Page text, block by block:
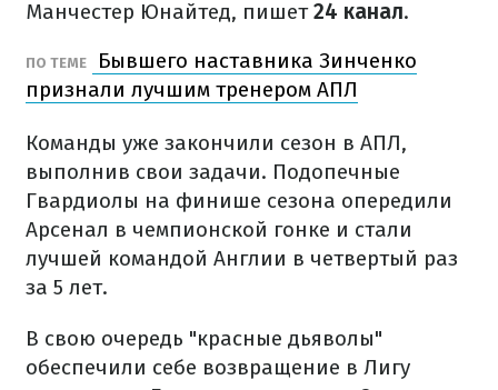
Манчестер Юнайтед, пишет24 канал.
ПО ТЕМЕ
Бывшего наставника Зинченко
признали лучшим тренером АПЛ
Команды уже закончили сезон в АПЛ,
выполнив свои задачи. Подопечные
Гвардиолы на финише сезона опередили
Арсенал в чемпионской гонке и стали
лучшей командой Англии в четвертый раз
за 5 лет.
В свою очередь "красные дьяволы"
обеспечили себе возвращение в Лигу